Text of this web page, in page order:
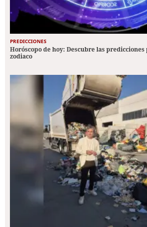
PREDICCIONES
Horóscopo de hoy: Descubre las predicciones
zodiaco